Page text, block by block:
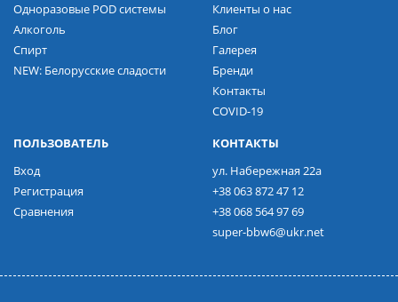
Одноразовые POD системы
Алкоголь
Спирт
NEW: Белорусские сладости
Клиенты о нас
Блог
Галерея
Бренди
Контакты
COVID-19
ПОЛЬЗОВАТЕЛЬ
Вход
Регистрация
Сравнения
КОНТАКТЫ
ул. Набережная 22а
+38 063 872 47 12
+38 068 564 97 69
super-bbw6@ukr.net